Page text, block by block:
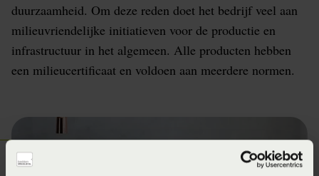
duurzaamheid. Om deze reden doet het bedrijf veel aan
milieuvriendelijke initiatieven voor de productie en
infrastructuur in het algemeen. Alle producten hebben
een milieucertificaat en voldoen aan meerdere normen.